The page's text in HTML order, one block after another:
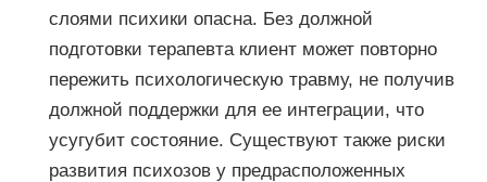
слоями психики опасна. Без должной
подготовки терапевта клиент может повторно
пережить психологическую травму, не получив
должной поддержки для ее интеграции, что
усугубит состояние. Существуют также риски
развития психозов у предрасположенных